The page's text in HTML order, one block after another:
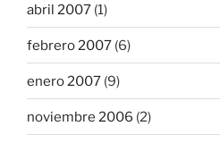
abril 2007 (1)
febrero 2007 (6)
enero 2007 (9)
noviembre 2006 (2)